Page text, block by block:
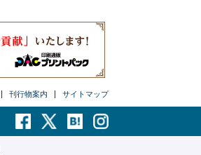
刊行物案内 サイトマップ